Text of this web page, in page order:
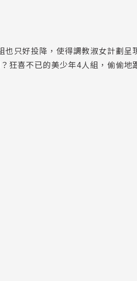
只好投降，使得調教淑女計劃呈
狂喜不已的美少年4人組，偷偷地